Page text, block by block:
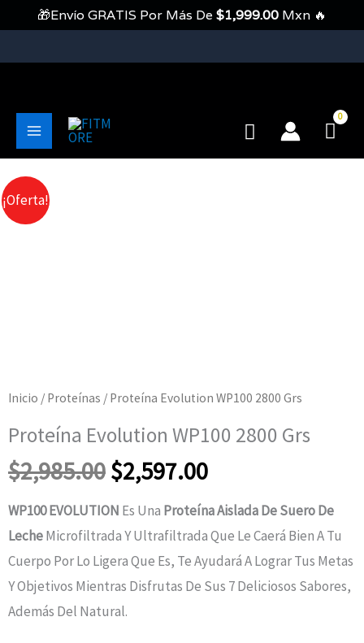
Contenido
Main
Menu
Buscar
¡Oferta!
Inicio / Proteínas / Proteína Evolution WP100 2800 Grs
Proteína Evolution WP100 2800 Grs
$2,985.00El
Precio
Original
Era:
$2,597.00El
Precio
Actual
WP100 EVOLUTION Es Una Proteína Aislada De Suero De
LecheMicrofiltrada Y Ultrafiltrada Que Le Caerá Bien A Tu
Cuerpo Por Lo Ligera Que Es, Te Ayudará A Lograr Tus Metas
Y Objetivos Mientras Disfrutas De Sus 7 Deliciosos Sabores,
Además Del Natural.
🎁Envío GRATIS Por Más De $1,999.00 Mxn 🔥